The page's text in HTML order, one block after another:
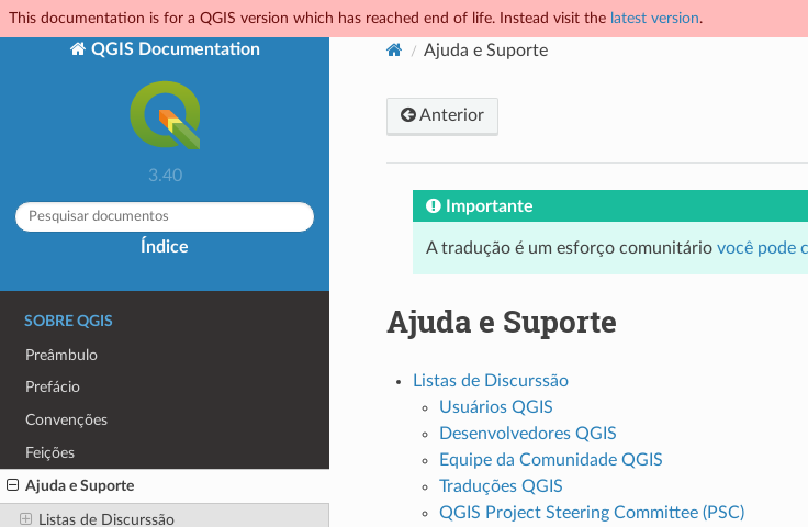
This documentation is for a QGIS version which has reached end of life. Instead visit the latest version.
QGIS Documentation
3.40
Índice
SOBRE QGIS
Preâmbulo
Prefácio
Convenções
Feições
Ajuda e Suporte
Listas de Discurssão
Ajuda e Suporte
Anterior
Importante
A tradução é um esforço comunitário você pode
Ajuda e Suporte
Listas de Discurssão
Usuários QGIS
Desenvolvedores QGIS
Equipe da Comunidade QGIS
Traduções QGIS
QGIS Project Steering Committee (PSC)